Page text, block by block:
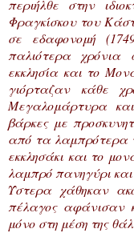
περιήλθε στην
Φραγκίσκου του
σε εδαφονομή
παλιότερα χρόνια
εκκλησία και το
γιόρταζαν κάθε
Μεγαλομάρτυρα
βάρκες με
από τα λαμπρότερα
εκκλησάκι και το
λαμπρό πανηγύρι
Ύστερα χάθηκαν
πέλαγος αφάνισαν
μόνο στη μέση της